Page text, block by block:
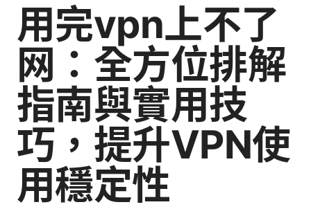
用完vpn上不了
网：全方位排解
指南與實用技
巧，提升VPN使
用穩定性